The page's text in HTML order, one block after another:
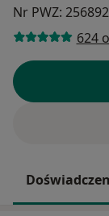
Nr PWZ:
624